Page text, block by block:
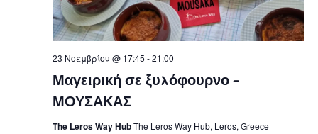
Μαγειρική σε ξυλόφουρνο –
ΜΟΥΣΑΚΑΣ
23 Νοεμβρίου @ 17:45 -21:00
The Leros Way HubThe Leros Way Hub, Leros, Greece